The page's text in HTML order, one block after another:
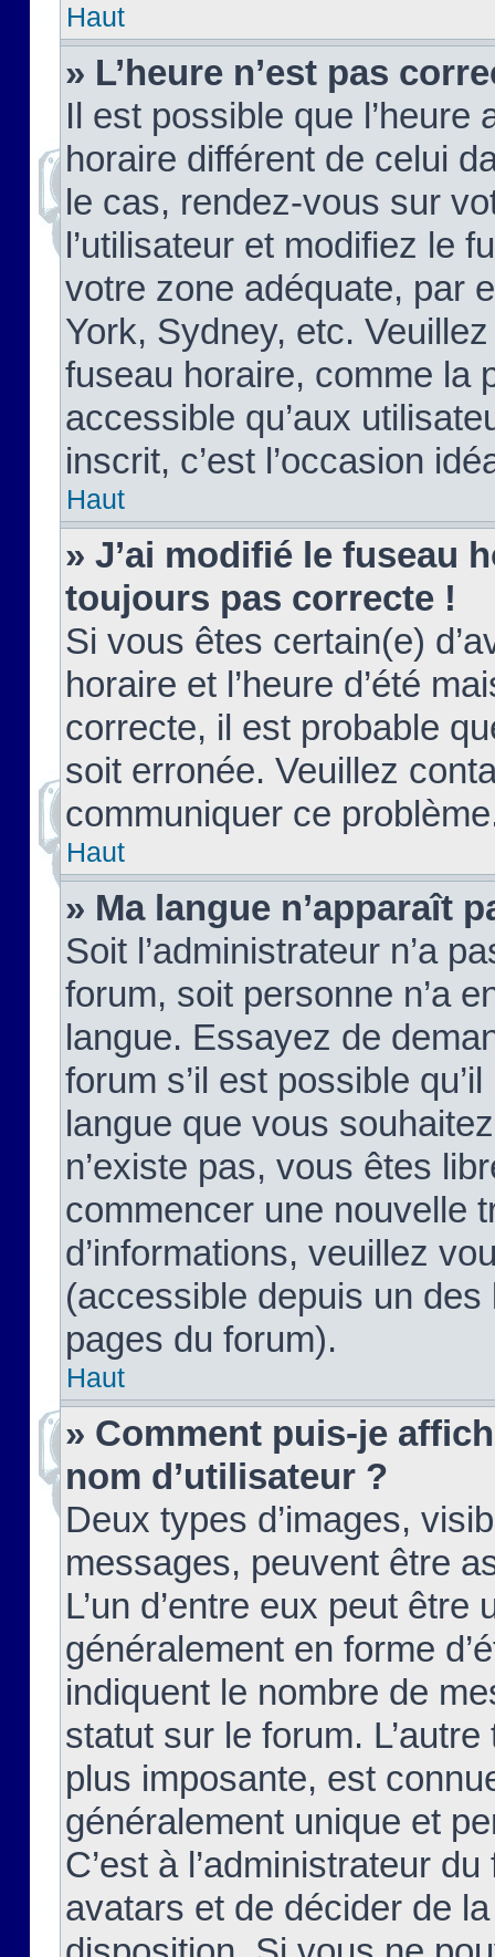
Haut
» L’heure n’est pas
Il est possible que
horaire différent de celui
le cas, rendez-vous sur
l’utilisateur et modifiez le
votre zone adéquate, par
York, Sydney, etc.
fuseau horaire, comme la
accessible qu’aux
inscrit, c’est l’occasion
Haut
» J’ai modifié le fuseau
toujours pas correcte !
Si vous êtes certain(e)
horaire et l’heure d’été
correcte, il est probable
soit erronée. Veuillez
communiquer ce
Haut
» Ma langue n’apparaît
Soit l’administrateur n’a
forum, soit personne n’a
langue. Essayez de
forum s’il est possible
langue que vous
n’existe pas, vous êtes
commencer une nouvelle
d’informations, veuillez
(accessible depuis un
pages du forum).
Haut
» Comment puis-je
nom d’utilisateur ?
Deux types d’images,
messages, peuvent être
L’un d’entre eux peut
généralement en forme
indiquent le nombre de
statut sur le forum.
plus imposante, est
généralement unique et
C’est à l’administrateur
avatars et de décider de